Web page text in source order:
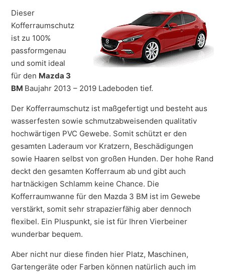
Dieser
Kofferraumschutz
ist zu 100%
passformgenau
und somit ideal
für den Mazda 3
BM Baujahr 2013 – 2019 Ladeboden tief.
Der Kofferraumschutz ist maßgefertigt und besteht aus
wasserfesten sowie schmutzabweisenden qualitativ
hochwärtigen PVC Gewebe. Somit schützt er den
gesamten Laderaum vor Kratzern, Beschädigungen
sowie Haaren selbst von großen Hunden. Der hohe Rand
deckt den gesamten Kofferraum ab und gibt auch
hartnäckigen Schlamm keine Chance. Die
Kofferraumwanne für den Mazda 3 BM ist im Gewebe
verstärkt, somit sehr strapazierfähig aber dennoch
flexibel. Ein Pluspunkt, sie ist für Ihren Vierbeiner
wunderbar bequem.
Aber nicht nur diese finden hier Platz, Maschinen,
Gartengeräte oder Farben können natürlich auch im